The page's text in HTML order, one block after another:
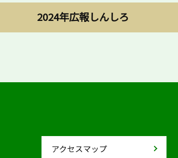
2024年広報しんしろ
アクセスマップ